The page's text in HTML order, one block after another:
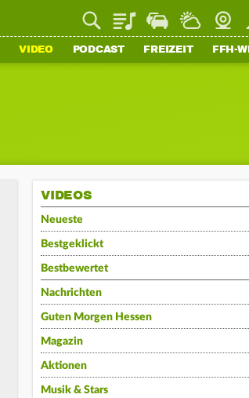
PlaylistStaupilotWetter
VIDEO PODCAST FREIZEIT FFH-
VIDEOS
Neueste
Bestgeklickt
Bestbewertet
Nachrichten
Guten Morgen Hessen
Magazin
Aktionen
Musik & Stars